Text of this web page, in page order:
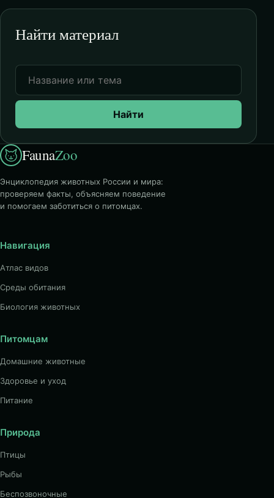
Найти материал
Найти
FaunaZoo
Энциклопедия животных России и мира:
проверяем факты, объясняем поведение
и помогаем заботиться о питомцах.
Навигация
Атлас видов
Среды обитания
Биология животных
Питомцам
Домашние животные
Здоровье и уход
Питание
Природа
Птицы
Рыбы
Беспозвоночные